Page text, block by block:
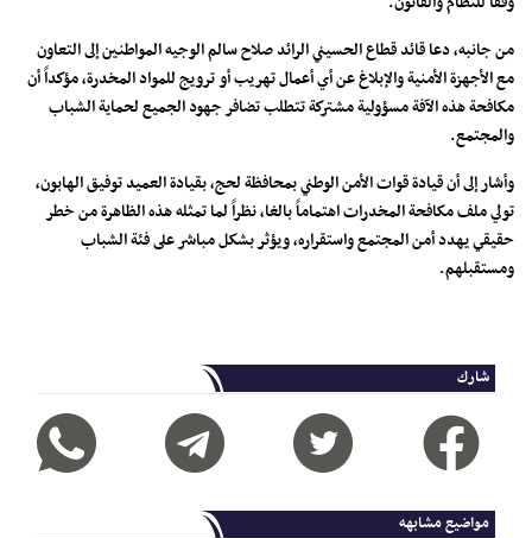
من جانبه، دعا قائد قطاع الحسيني الرائد صلاح سالم الوجيه المواطنين إلى التعاون
مع الأجهزة الأمنية والإبلاغ عن أي أعمال تهريب أو ترويج للمواد المخدرة، مؤكداً أن
مكافحة هذه الآفة مسؤولية مشتركة تتطلب تضافر جهود الجميع لحماية الشباب
والمجتمع.
وأشار إلى أن قيادة قوات الأمن الوطني بمحافظة لحج، بقيادة العميد توفيق الهابون،
تولي ملف مكافحة المخدرات اهتماماً بالغا، نظراً لما تمثله هذه الظاهرة من خطر
حقيقي يهدد أمن المجتمع واستقراره، ويؤثر بشكل مباشر على فئة الشباب
ومستقبلهم.
شارك
مواضيع مشابهه